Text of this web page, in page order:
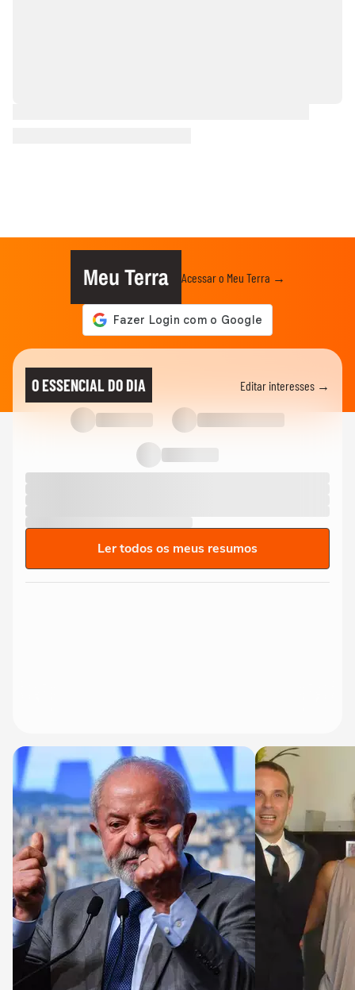
Meu Terra Acessar o Meu Terra →
O ESSENCIAL DO DIA Editar interesses →
Ler todos os meus resumos